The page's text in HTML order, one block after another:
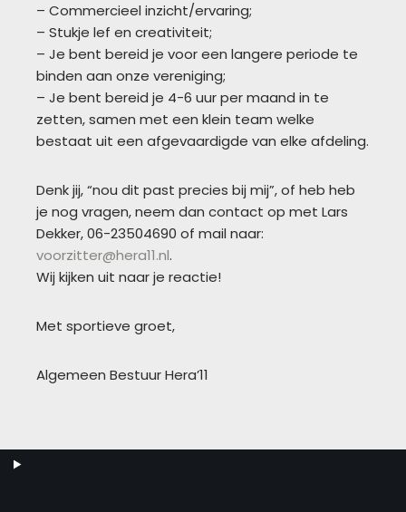
– Commercieel inzicht/ervaring;
– Stukje lef en creativiteit;
– Je bent bereid je voor een langere periode te
binden aan onze vereniging;
– Je bent bereid je 4-6 uur per maand in te
zetten, samen met een klein team welke
bestaat uit een afgevaardigde van elke afdeling.
Denk jij, “nou dit past precies bij mij”, of heb heb
je nog vragen, neem dan contact op met Lars
Dekker, 06-23504690 of mail naar:
voorzitter@hera11.nl.
Wij kijken uit naar je reactie!
Met sportieve groet,
Algemeen Bestuur Hera’11